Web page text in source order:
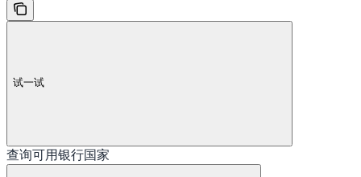
试一试
查询可用银行国家